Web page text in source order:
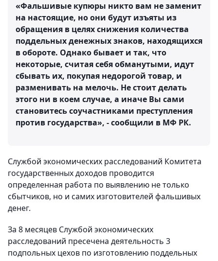
«Фальшивые купюры никто вам не заменит
на настоящие, но они будут изъяты из
обращения в целях снижения количества
поддельных денежных знаков, находящихся
в обороте. Однако бывает и так, что
некоторые, считая себя обманутыми, идут
сбывать их, покупая недорогой товар, и
разменивать на мелочь. Не стоит делать
этого ни в коем случае, а иначе Вы сами
становитесь соучастниками преступления
против государства», - сообщили в МФ РК.
Службой экономических расследований Комитета
государственных доходов проводится
определенная работа по выявлению не только
сбытчиков, но и самих изготовителей фальшивых
денег.
За 8 месяцев Службой экономических
расследований пресечена деятельность 3
подпольных цехов по изготовлению поддельных